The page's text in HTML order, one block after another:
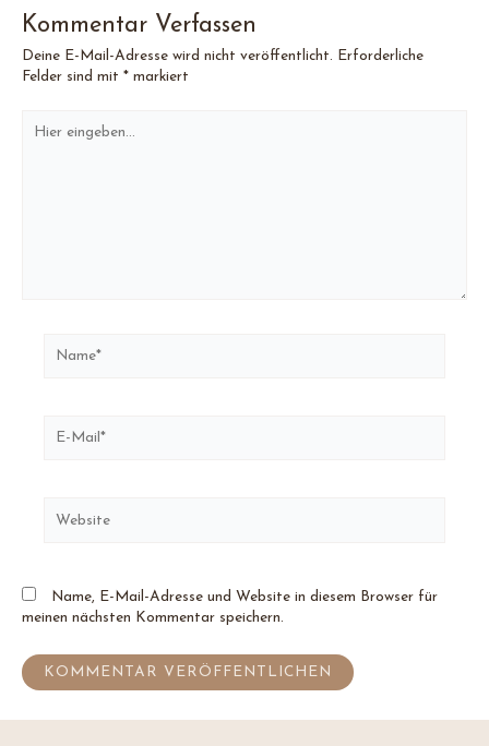
Kommentar Verfassen
Deine E-Mail-Adresse wird nicht veröffentlicht.
Erforderliche
Felder sind mit * markiert
eingeben…
Mail*
Name, E-Mail-Adresse und Website in diesem Browser für
meinen nächsten Kommentar speichern.